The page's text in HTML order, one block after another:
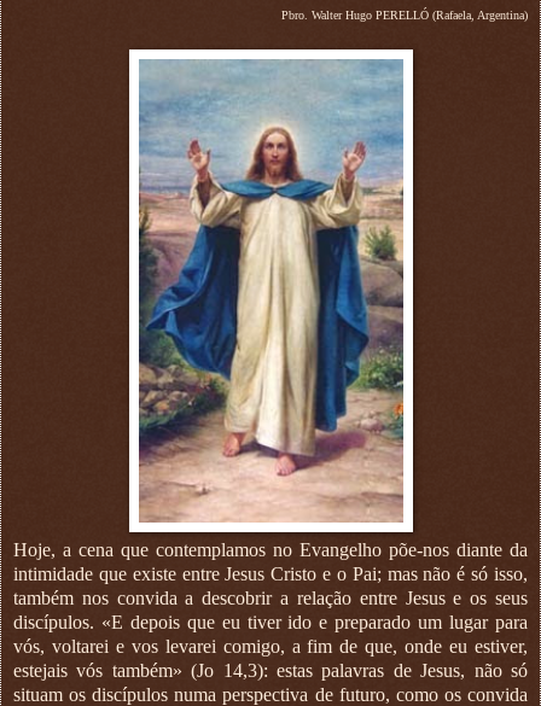
Pbro. Walter Hugo PERELLÓ (Rafaela, Argentina)
Hoje, a cena que contemplamos no Evangelho põe-nos diante da
intimidade que existe entre Jesus Cristo e o Pai; mas não é só isso,
também nos convida a descobrir a relação entre Jesus e os seus
discípulos. «E depois que eu tiver ido e preparado um lugar para
vós, voltarei e vos levarei comigo, a fim de que, onde eu estiver,
estejais vós também» (Jo 14,3): estas palavras de Jesus, não só
situam os discípulos numa perspectiva de futuro, como os convida